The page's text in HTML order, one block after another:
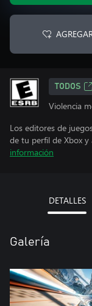
TODOS
Violencia
Los editores de
de tu perfil de Xbox y
información
DETALLES
Galería